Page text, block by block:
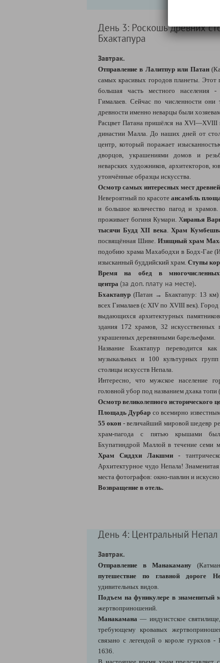
День 3: Роскошь древних
Бхактапура
Завтрак.
Отправление в Лалитпур или Патан
самых красивых городов планеты. Этот
большая часть местного населения
Гималаев. Сейчас по численности
древности именно неварцы были
Расцвет Патана пришёлся на XVI—XVIII
династии Малла. До наших дней от
центр, который поражает
дворцов, украшениями домов и
неварских художников, архитекторов,
утончённые образцы искусства.
Осмотр самых интересных мест
Невероятный по красоте ансамбль
и большое количество пагод и храмов.
проживает богиня Кумари. Хиранья
тысячи Будд XII века Храм
посвящённая Шиве. Изящный храм
подобию храма Махабодхи в Бодх-Гае
изысканный буддийский храм. Ступы
Время на обед в многочисленных
центра (за доп. плату на месте).
Бхактапур (Патан → Бхактапур: 13 км)
всех Гималаев (с XIV по XVIII век).
выдающихся архитектурных
здания 172 храмов, 32
украшенных деревянными барельефами.
Название Бхактапур переводится
музыкальных и 100 культурных групп
столицы искусств Непала.
Интересно, что мужское население
головной убор под названием дхака топи
Осмотр великолепного исторического
Площадь Дурбар со всемирно
55 окон - величайший мировой шедевр
храм-пагода с пятью крышами был
Бхупатиндрой Маллой в течение семи
Храм Сиддхи Лакшми -
Архитектурное чудо Непала! Знаменитая
места фотографов: окно-павлин и
Возвращение в отель.
День 4: Центральный Непал
Завтрак.
Отправление в Манакаману
путешествие по главной дороге
удивительных видов.
Подъем на фуникулере в знаменитый
жертвоприношений.
Манакамана — индуистское
требующему кровавых
связано с легендой о короле
1636.